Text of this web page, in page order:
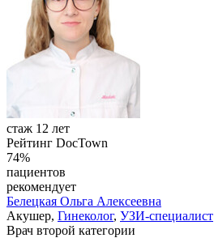
стаж 12 лет
Рейтинг DocTown
74%
пациентов
рекомендует
Белецкая Ольга Алексеевна
Акушер, Гинеколог, УЗИ-специалист
Врач второй категории